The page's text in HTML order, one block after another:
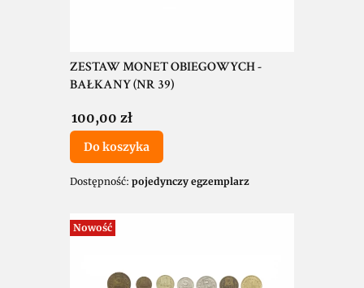
ZESTAW MONET OBIEGOWYCH -
BAŁKANY (NR 39)
Cena
100,00 zł
Do koszyka
Dostępność: pojedynczy egzemplarz
Nowość